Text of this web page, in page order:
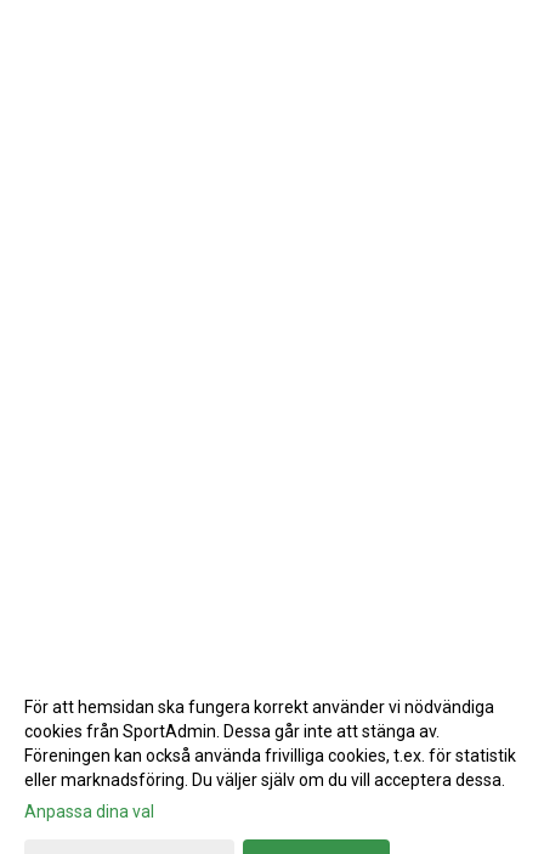
Gå till Webbversion
För att hemsidan ska fungera korrekt använder vi nödvändiga
cookies från SportAdmin. Dessa går inte att stänga av.
Föreningen kan också använda frivilliga cookies, t.ex. för statistik
eller marknadsföring. Du väljer själv om du vill acceptera dessa.
Anpassa dina val